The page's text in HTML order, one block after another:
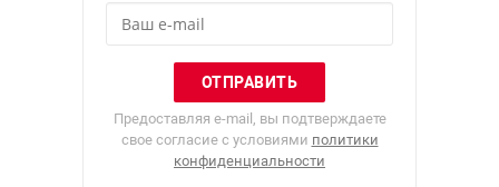
Предоставляя e-mail, вы подтверждаете
свое согласие с условиями политики
конфиденциальности